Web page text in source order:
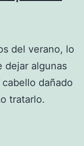
del verano, lo
dejar algunas
dañado
tratarlo.